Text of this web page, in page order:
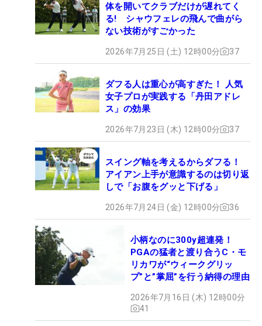
体を開いてクラブだけが遅れてく
る! シャウフェレの飛んで曲がら
ない技術がすごかった
2026年7月25日 (土) 12時00分 37
ダフる人は重心が高すぎた！ 人気
女子プロが実践する「丹田アドレ
ス」の効果
2026年7月23日 (木) 12時00分 37
スイング軸を考えるからダフる！
アイアン上手が意識するのは切り返
しで「お腹をグッと下げる」
2026年7月24日 (金) 12時00分 36
小柄なのに300y超連発！
PGAの猛者と渡り合うC・モ
リカワが“ウィークグリッ
プ”と”掌屈”を行う納得の理由
2026年7月16日 (木) 12時00分
41